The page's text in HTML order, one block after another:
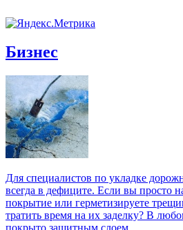
Бизнес
Для специалистов по укладке
всегда в дефиците. Если вы просто
покрытие или герметизируете
тратить время на их заделку? В